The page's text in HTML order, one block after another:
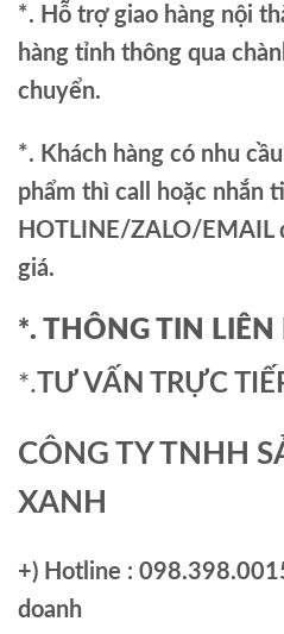
*. Hỗ trợ giao hàng nội
hàng tỉnh thông qua
chuyển.
*. Khách hàng có nhu
phẩm thì call hoặc nhắn
HOTLINE/ZALO/EMAIL
giá.
*. THÔNG TIN LIÊN
*.TƯ VẤN TRỰC
CÔNG TY TNHH
XANH
+) Hotline :
doanh